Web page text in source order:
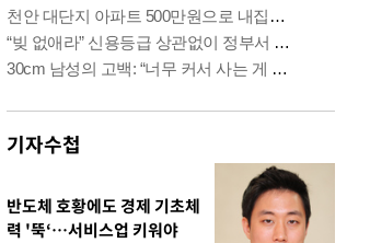
기자수첩
반도체 호황에도 경제 기초체
력 '뚝‘…서비스업 키워야